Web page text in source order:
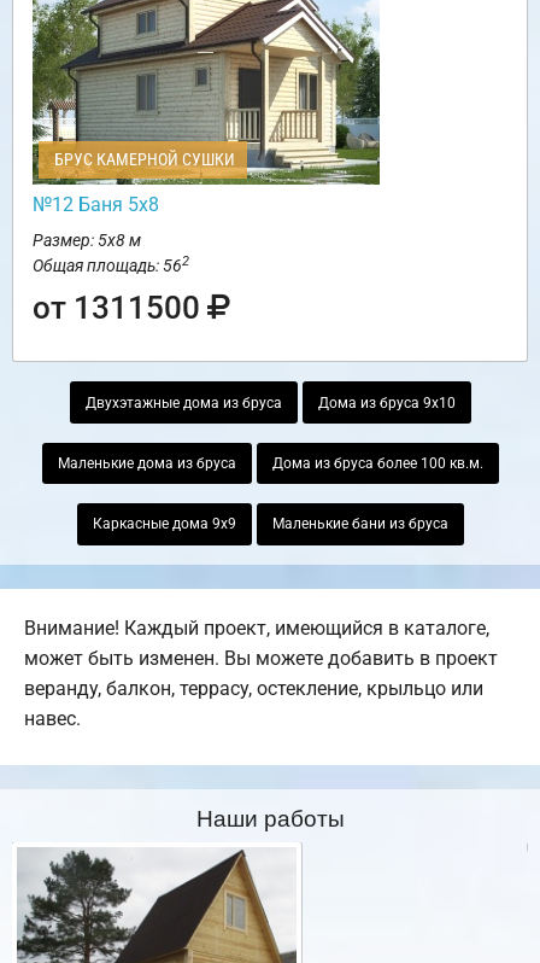
БРУС КАМЕРНОЙ СУШКИ
№12 Баня 5х8
Размер: 5х8 м
Общая площадь: 562
от 1311500
Двухэтажные дома из бруса Дома из бруса 9х10
Маленькие дома из бруса Дома из бруса более 100 кв.м.
Каркасные дома 9х9 Маленькие бани из бруса
Внимание! Каждый проект, имеющийся в каталоге,
может быть изменен. Вы можете добавить в проект
веранду, балкон, террасу, остекление, крыльцо или
навес.
Наши работы